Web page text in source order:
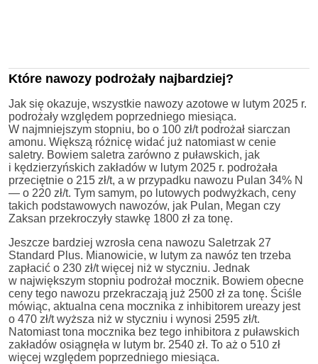
Które nawozy podrożały najbardziej?
Jak się okazuje, wszystkie nawozy azotowe w lutym 2025 r.
podrożały względem poprzedniego miesiąca.
W najmniejszym stopniu, bo o 100 zł/t podrożał siarczan
amonu. Większą różnicę widać już natomiast w cenie
saletry. Bowiem saletra zarówno z puławskich, jak
i kędzierzyńskich zakładów w lutym 2025 r. podrożała
przeciętnie o 215 zł/t, a w przypadku nawozu Pulan 34% N
— o 220 zł/t. Tym samym, po lutowych podwyżkach, ceny
takich podstawowych nawozów, jak Pulan, Megan czy
Zaksan przekroczyły stawkę 1800 zł za tonę.
Jeszcze bardziej wzrosła cena nawozu Saletrzak 27
Standard Plus. Mianowicie, w lutym za nawóz ten trzeba
zapłacić o 230 zł/t więcej niż w styczniu. Jednak
w największym stopniu podrożał mocznik. Bowiem obecne
ceny tego nawozu przekraczają już 2500 zł za tonę. Ściśle
mówiąc, aktualna cena mocznika z inhibitorem ureazy jest
o 470 zł/t wyższa niż w styczniu i wynosi 2595 zł/t.
Natomiast tona mocznika bez tego inhibitora z puławskich
zakładów osiągnęła w lutym br. 2540 zł. To aż o 510 zł
więcej względem poprzedniego miesiąca.